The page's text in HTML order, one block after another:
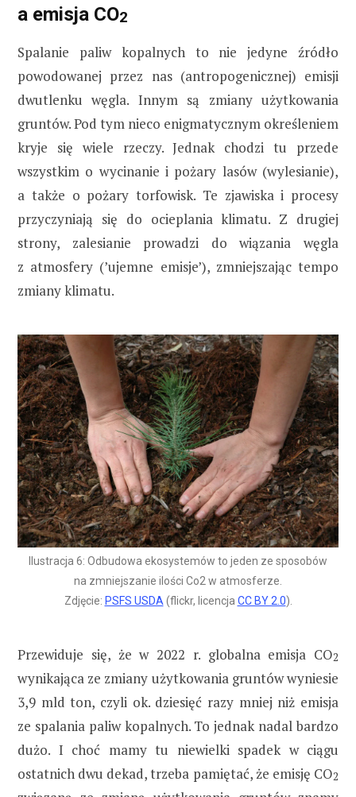
a emisja CO2
Spalanie paliw kopalnych to nie jedyne źródło
powodowanej przez nas (antropogenicznej) emisji
dwutlenku węgla. Innym są zmiany użytkowania
gruntów. Pod tym nieco enigmatycznym określeniem
kryje się wiele rzeczy. Jednak chodzi tu przede
wszystkim o wycinanie i pożary lasów (wylesianie),
a także o pożary torfowisk. Te zjawiska i procesy
przyczyniają się do ocieplania klimatu. Z drugiej
strony, zalesianie prowadzi do wiązania węgla
z atmosfery (’ujemne emisje’), zmniejszając tempo
zmiany klimatu.
Ilustracja 6: Odbudowa ekosystemów to jeden ze sposobów
na zmniejszanie ilości Co2 w atmosferze.
Zdjęcie: PSFS USDA(flickr, licencja CC BY 2.0).
Przewiduje się, że w 2022 r. globalna emisja CO2
wynikająca ze zmiany użytkowania gruntów wyniesie
3,9 mld ton, czyli ok. dziesięć razy mniej niż emisja
ze spalania paliw kopalnych. To jednak nadal bardzo
dużo. I choć mamy tu niewielki spadek w ciągu
ostatnich dwu dekad, trzeba pamiętać, że emisję CO2